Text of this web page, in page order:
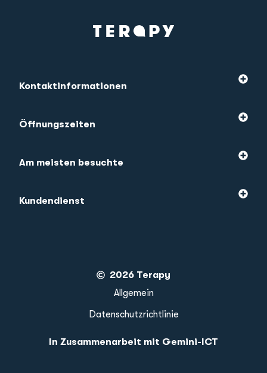
Kontaktinformationen
Öffnungszeiten
Am meisten besuchte
Kundendienst
2026 Terapy
Allgemein
Datenschutzrichtlinie
In Zusammenarbeit mit Gemini-ICT